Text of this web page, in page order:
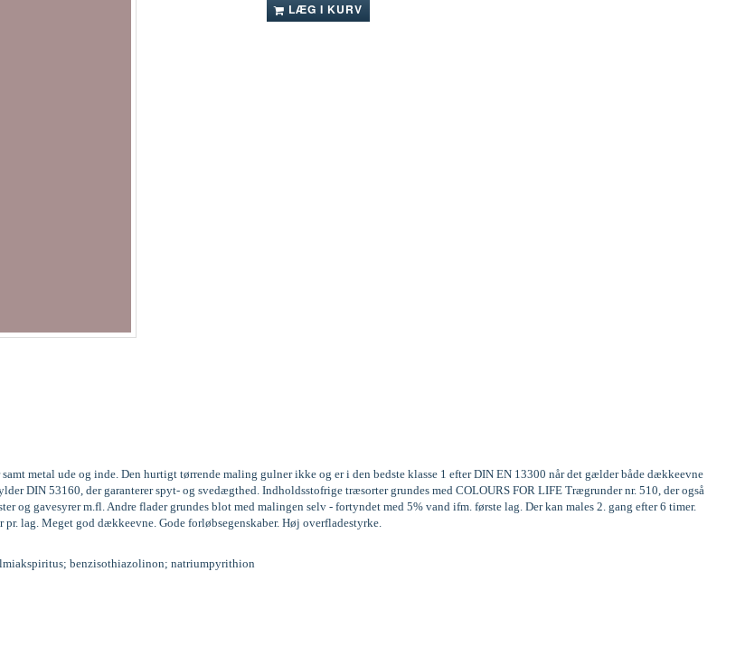
LÆG I KURV
metal ude og inde. Den hurtigt tørrende maling gulner ikke og er i den bedste klasse 1 efter DIN EN 13300 når det gælder både dækkeevne
DIN 53160, der garanterer spyt- og svedægthed. Indholdsstofrige træsorter grundes med COLOURS FOR LIFE Trægrunder nr. 510, der også
og gavesyrer m.fl. Andre flader grundes blot med malingen selv - fortyndet med 5% vand ifm. første lag. Der kan males 2. gang efter 6 timer.
lag. Meget god dækkeevne. Gode forløbsegenskaber. Høj overfladestyrke.
benzisothiazolinon; natriumpyrithion